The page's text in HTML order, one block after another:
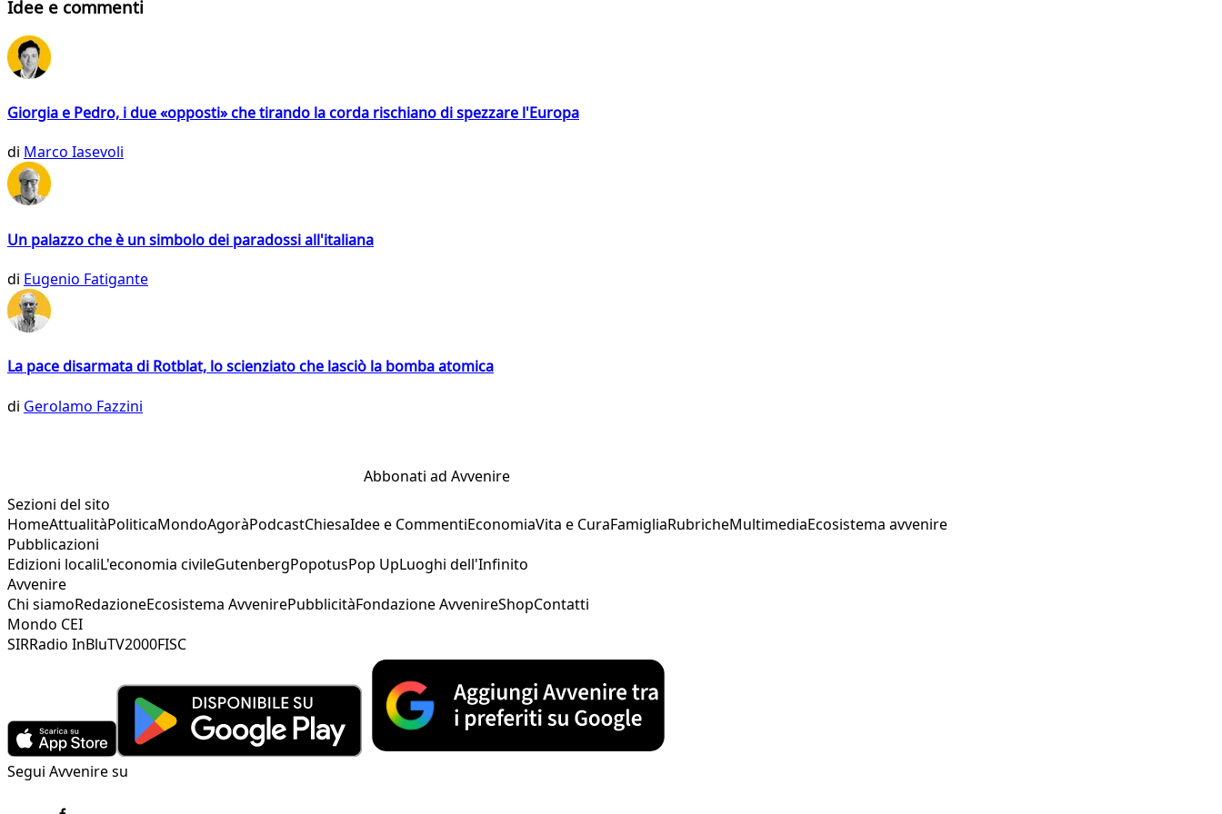
Idee e commenti
Giorgia e Pedro, i due «opposti» che tirando la corda rischiano di spezzare l'Europa
di Marco Iasevoli
Un palazzo che è un simbolo dei paradossi all'italiana
di Eugenio Fatigante
La pace disarmata di Rotblat, lo scienziato che lasciò la bomba atomica
di Gerolamo Fazzini
Abbonati ad Avvenire
Sezioni del sito
HomeAttualitàPoliticaMondoAgoràPodcastChiesaIdee e CommentiEconomiaVita e CuraFamigliaRubricheMultimediaEcosistema avvenire
Pubblicazioni
Edizioni localiL'economia civileGutenbergPopotusPop UpLuoghi dell'Infinito
Avvenire
Chi siamoRedazioneEcosistema AvvenirePubblicitàFondazione AvvenireShopContatti
Mondo CEI
SIRRadio InBluTV2000FISC
Segui Avvenire su